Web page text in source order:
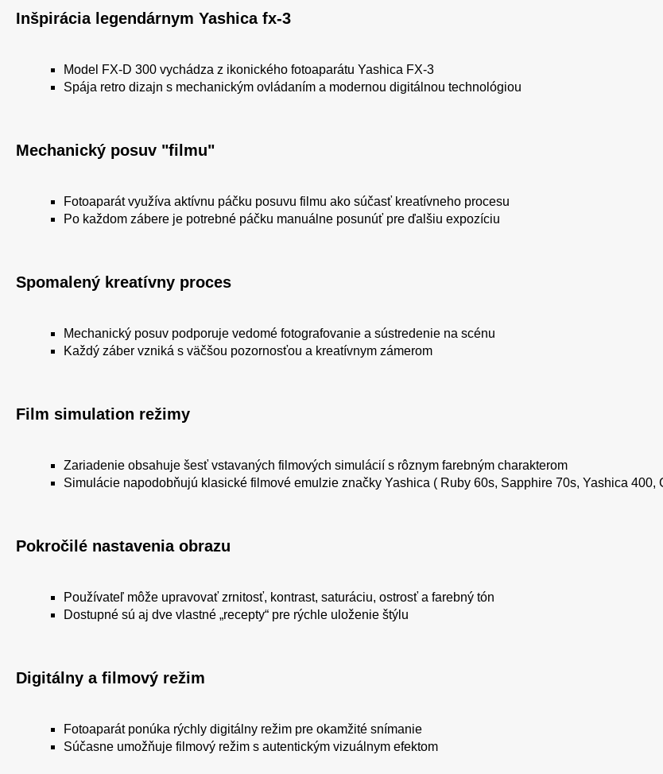
Inšpirácia legendárnym Yashica fx-3
Model FX-D 300 vychádza z ikonického fotoaparátu Yashica FX-3
Spája retro dizajn s mechanickým ovládaním a modernou digitálnou technológiou
Mechanický posuv "filmu"
Fotoaparát využíva aktívnu páčku posuvu filmu ako súčasť kreatívneho procesu
Po každom zábere je potrebné páčku manuálne posunúť pre ďalšiu expozíciu
Spomalený kreatívny proces
Mechanický posuv podporuje vedomé fotografovanie a sústredenie na scénu
Každý záber vzniká s väčšou pozornosťou a kreatívnym zámerom
Film simulation režimy
Zariadenie obsahuje šesť vstavaných filmových simulácií s rôznym farebným charakterom
Simulácie napodobňujú klasické filmové emulzie značky Yashica ( Ruby 60s, Sapphire 70s, Yashica 400,
Pokročilé nastavenia obrazu
Používateľ môže upravovať zrnitosť, kontrast, saturáciu, ostrosť a farebný tón
Dostupné sú aj dve vlastné „recepty“ pre rýchle uloženie štýlu
Digitálny a filmový režim
Fotoaparát ponúka rýchly digitálny režim pre okamžité snímanie
Súčasne umožňuje filmový režim s autentickým vizuálnym efektom